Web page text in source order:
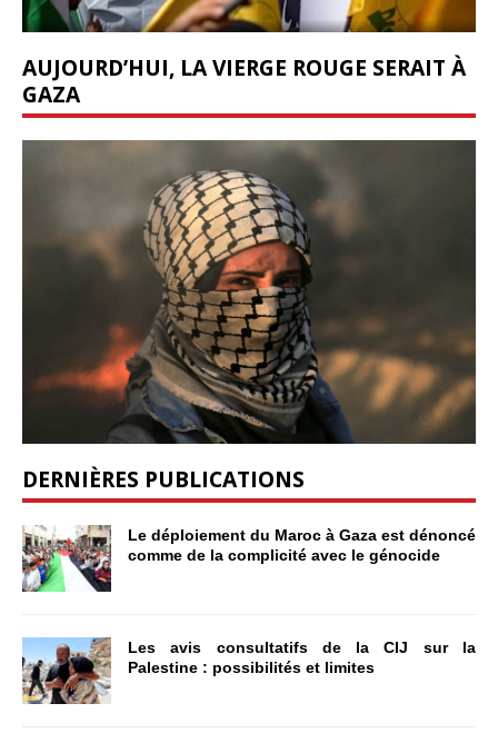
AUJOURD’HUI, LA VIERGE ROUGE SERAIT À
GAZA
DERNIÈRES PUBLICATIONS
Le déploiement du Maroc à Gaza est dénoncé
comme de la complicité avec le génocide
Les avis consultatifs de la CIJ sur la
Palestine : possibilités et limites